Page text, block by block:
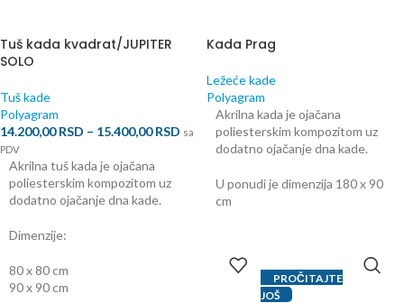
Tuš kada kvadrat/JUPITER
SOLO
Tuš kade
Polyagram
14.200,00RSD – 15.400,00RSD sa
PDV
Akrilna tuš kada je ojačana
poliesterskim kompozitom uz
dodatno ojačanje dna kade.
Dimenzije:
80 x 80 cm
90 x 90 cm
Kada Prag
Ležeće kade
Polyagram
Akrilna kada je ojačana
poliesterskim kompozitom uz
dodatno ojačanje dna kade.
U ponudi je dimenzija 180 x 90
cm
PROČITAJTE
JOŠ